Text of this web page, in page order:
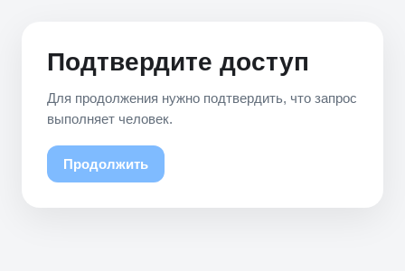
Подтвердите доступ
Для продолжения нужно подтвердить, что запрос
выполняет человек.
Продолжить